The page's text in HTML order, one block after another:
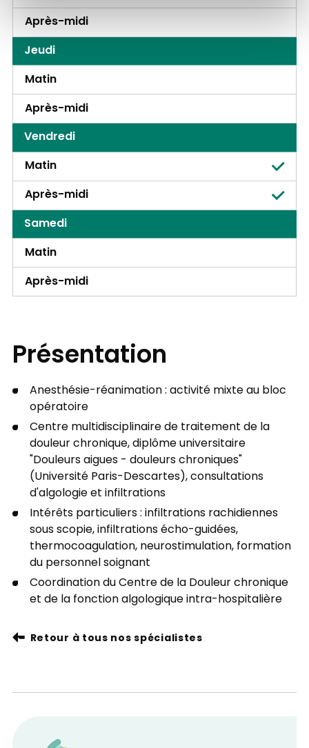
Après-midi
Jeudi
Matin
Après-midi
Vendredi
Matin
Après-midi
Samedi
Matin
Après-midi
Présentation
Anesthésie-réanimation : activité mixte au bloc
opératoire
Centre multidisciplinaire de traitement de la
douleur chronique, diplôme universitaire
"Douleurs aigues - douleurs chroniques"
(Université Paris-Descartes), consultations
d'algologie et infiltrations
Intérêts particuliers : infiltrations rachidiennes
sous scopie, infiltrations écho-guidées,
thermocoagulation, neurostimulation, formation
du personnel soignant
Coordination du Centre de la Douleur chronique
et de la fonction algologique intra-hospitalière
Retour à tous nos spécialistes